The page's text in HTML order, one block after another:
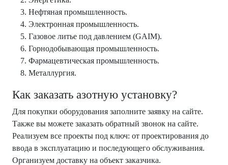
Нефтяная промышленность.
Электронная промышленность.
Газовое литье под давлением (GAIM).
Горнодобывающая промышленность.
Фармацевтическая промышленность.
Металлургия.
Как заказать азотную установку?
Для покупки оборудования заполните заявку на сайте.
Также вы можете заказать обратный звонок на сайте.
Реализуем все проекты под ключ: от проектирования до
ввода в эксплуатацию и последующего обслуживания.
Организуем доставку на объект заказчика.